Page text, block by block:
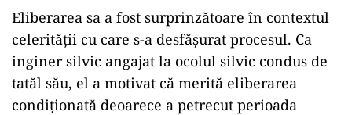
Eliberarea sa a fost surprinzătoare în contextul
celerității cu care s-a desfășurat procesul. Ca
inginer silvic angajat la ocolul silvic condus de
tatăl său, el a motivat că merită eliberarea
condiționată deoarece a petrecut perioada